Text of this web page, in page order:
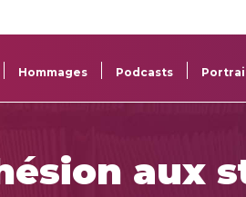
Sacem
des œuvres
Hommages Podcasts
aux